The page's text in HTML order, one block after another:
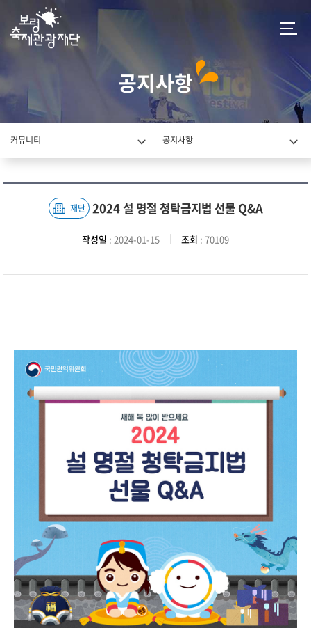
공지사항
커뮤니티 공지사항
재단 2024 설 명절 청탁금지법 선물 Q&A
작성일 : 2024-01-15 조회 : 70109